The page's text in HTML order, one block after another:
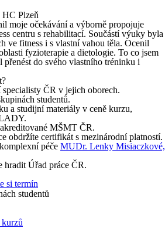
Plzeň
moje očekávání a výborně propojuje
centru s rehabilitací. Součástí výuky byla
ve fitness i s vlastní vahou těla. Ocenil
fyzioterapie a dietologie. To co jsem
do svého vlastního tréninku i
ČR v jejich oborech.
studentů.
a studijní materiály v ceně kurzu,
MŠMT ČR.
obdržíte certifikát s mezinárodní platností.
péče MUDr. Lenky Misiaczkové,
Úřad práce ČR.
si termín
studentů